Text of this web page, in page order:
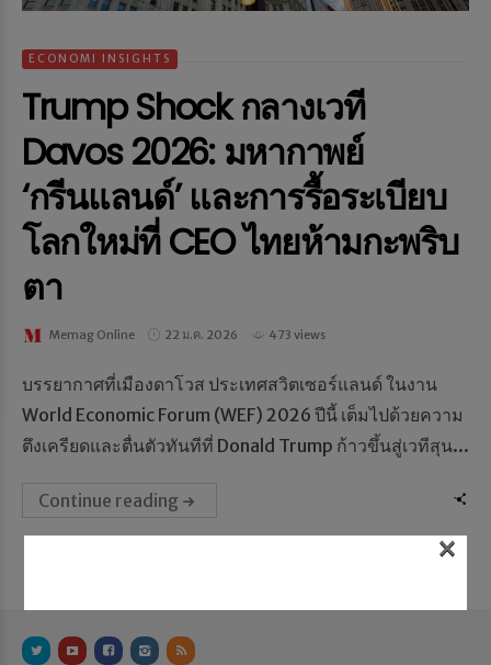
ECONOMI INSIGHTS
Trump Shock กลางเวที
Davos 2026: มหากาพย์
‘กรีนแลนด์’ และการรื้อระเบียบ
โลกใหม่ที่ CEO ไทยห้ามกะพริบ
ตา
Memag Online 22 ม.ค. 2026 473 views
บรรยากาศที่เมืองดาโวส ประเทศสวิตเซอร์แลนด์ ในงาน
World Economic Forum (WEF) 2026 ปีนี้ เต็มไปด้วยความ
ตึงเครียดและตื่นตัวทันทีที่ Donald Trump ก้าวขึ้นสู่เวทีสุน...
Continue reading
×